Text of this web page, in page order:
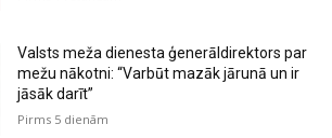
Valsts meža dienesta ģenerāldirektors par
mežu nākotni: “Varbūt mazāk jārunā un ir
jāsāk darīt”
Pirms 5 dienām